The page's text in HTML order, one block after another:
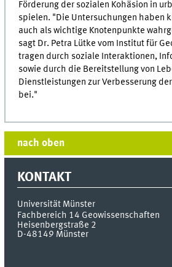
Förderung der sozialen Kohäsion in
spielen. "Die Untersuchungen haben
auch als wichtige Knotenpunkte
sagt Dr. Petra Lütke vom Institut für
tragen durch soziale Interaktionen,
sowie durch die Bereitstellung von
Dienstleistungen zur Verbesserung
bei."
nach oben
KONTAKT
Universität Münster
Fachbereich 14 Geowissenschaften
Heisenbergstraße 2
D-48149 Münster